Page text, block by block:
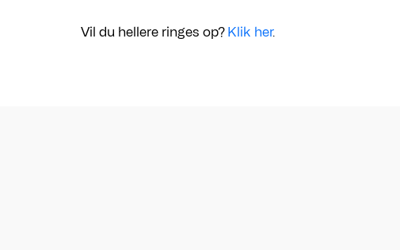
Vil du hellere ringes op? Klik her.